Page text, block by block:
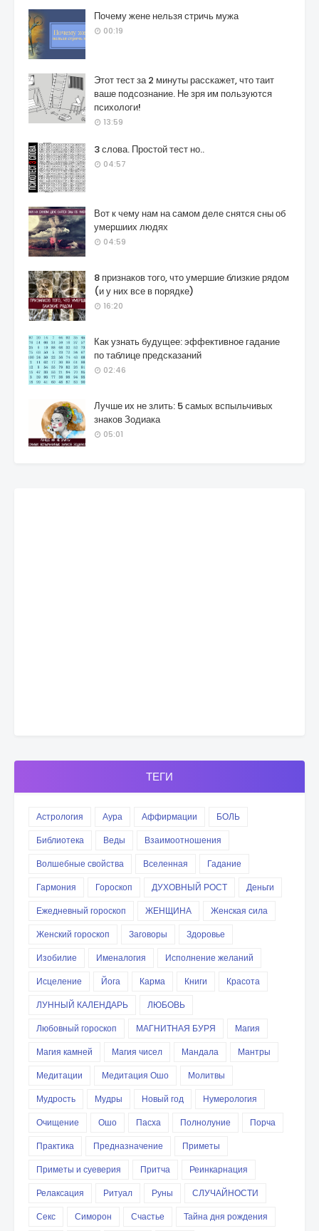
Почему жене нельзя стричь мужа
00:19
Этот тест за 2 минуты расскажет, что таит
ваше подсознание. Не зря им пользуются
психологи!
13:59
3 слова. Простой тест но..
04:57
Вот к чему нам на самом деле снятся сны об
умершиих людях
04:59
8 признаков того, что умершие близкие рядом
(и у них все в порядке)
16:20
Как узнать будущее: эффективное гадание
по таблице предсказаний
02:46
Лучше их не злить: 5 самых вспыльчивых
знаков Зодиака
05:01
ТЕГИ
Астрология Аура Аффирмации
БОЛЬ
Библиотека
Веды
Взаимоотношения
Волшебные свойства
Вселенная
Гадание
Гармония
Гороскоп ДУХОВНЫЙ РОСТ
Деньги
Ежедневный гороскоп
ЖЕНЩИНА
Женская сила
Женский гороскоп
Заговоры
Здоровье
Изобилие
Именалогия
Исполнение желаний
Исцеление
Йога Карма Книги
Красота
ЛУННЫЙ КАЛЕНДАРЬ
ЛЮБОВЬ
Любовный гороскоп
МАГНИТНАЯ БУРЯ
Магия
Магия камней
Магия чисел Мандала
Мантры
Медитации
Медитация Ошо
Молитвы
Мудрость
Мудры Новый год
Нумерология
Очищение
Ошо Пасха Полнолуние
Порча
Практика
Предназначение
Приметы
Приметы и суеверия
Притча
Реинкарнация
Релаксация
Ритуал Руны
СЛУЧАЙНОСТИ
Секс
Симорон Счастье
Тайна дня рождения